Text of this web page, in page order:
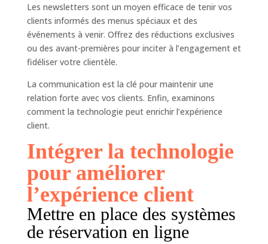
Les newsletters sont un moyen efficace de tenir vos
clients informés des menus spéciaux et des
événements à venir. Offrez des réductions exclusives
ou des avant-premières pour inciter à l’engagement et
fidéliser votre clientèle.
La communication est la clé pour maintenir une
relation forte avec vos clients. Enfin, examinons
comment la technologie peut enrichir l’expérience
client.
Intégrer la technologie
pour améliorer
l’expérience client
Mettre en place des systèmes
de réservation en ligne